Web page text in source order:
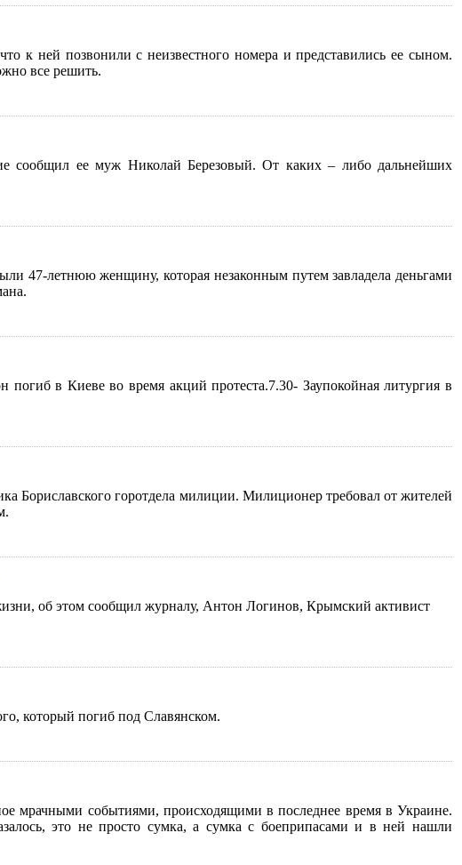
к ней позвонили с неизвестного номера и представились ее сыном.
все решить.
сообщил ее муж Николай Березовый. От каких – либо дальнейших
47-летнюю женщину, которая незаконным путем завладела деньгами
в Киеве во время акций протеста.7.30- Заупокойная литургия в
Бориславского горотдела милиции. Милиционер требовал от жителей
об этом сообщил журналу, Антон Логинов, Крымский активист
который погиб под Славянском.
мрачными событиями, происходящими в последнее время в Украине.
это не просто сумка, а сумка с боеприпасами и в ней нашли